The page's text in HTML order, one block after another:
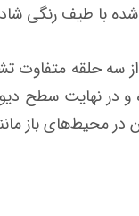
با طیف رنگی
از سه حلقه متفاوت
و در نهایت سطح
در محیط‌های باز